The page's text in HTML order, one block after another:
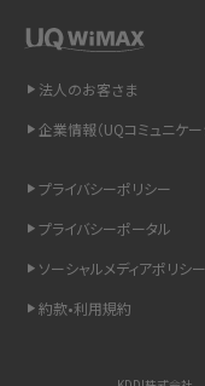
「iPhoneを探す」の使い方
詳しく解説
Wi-Fiを快適に使うための速
LINEの着信音や通知音の設
法人のお客さま
企業情報（UQコミュニケー
プライバシーポリシー
プライバシーポータル
ソーシャルメディアポリシー
約款•利用規約